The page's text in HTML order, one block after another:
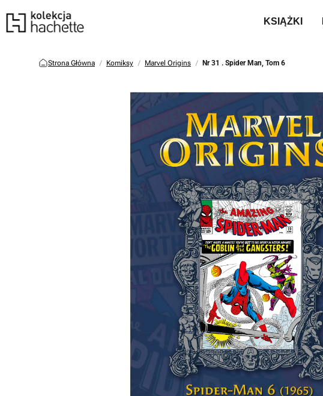
KSIĄŻKI
Strona Główna Komiksy Marvel Origins Nr 31 . Spider Man, Tom 6